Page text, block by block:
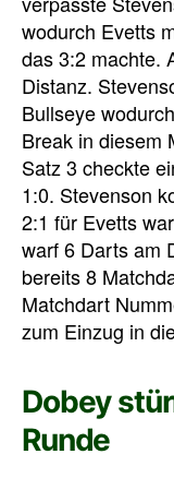
wodurch Evetts
das 3:2 machte.
Distanz.
Bullseye
Break in diesem
Satz 3 checkte
1:0. Stevenson
2:1 für Evetts
warf 6 Darts am
bereits 8
Matchdart
zum Einzug in
Dobey
Runde